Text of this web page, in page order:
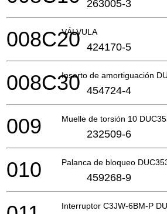
263005-3
VÁLVULA
008C20 424170-5
Inserto de amortiguación
008C30 454724-4
Muelle de torsión 10
009 232509-6
Palanca de bloqueo
010 459268-9
Interruptor C3JW-6BM-P